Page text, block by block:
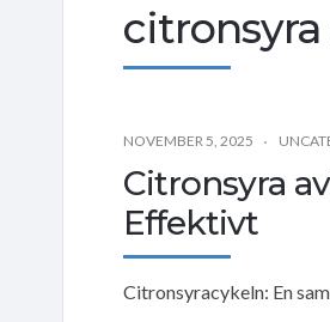
NOVEMBER 5, 2025
Citronsyra
Effektivt
Citronsyracykeln: En